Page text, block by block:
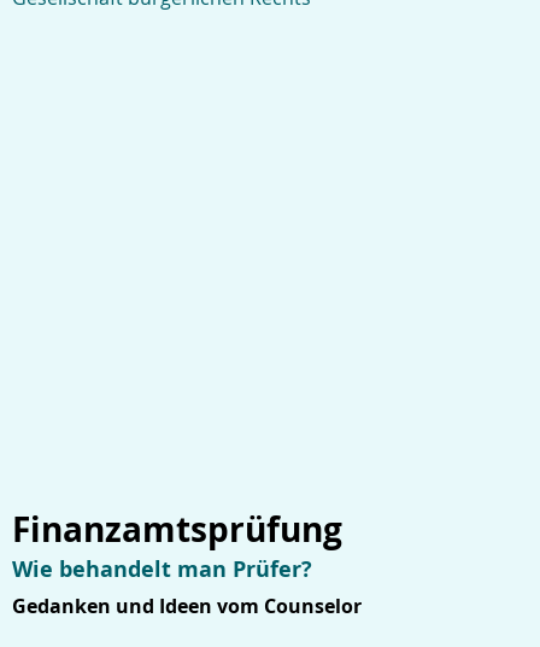
Finanzamtsprüfung
Wie behandelt man Prüfer?
Gedanken und Ideen vom Counselor